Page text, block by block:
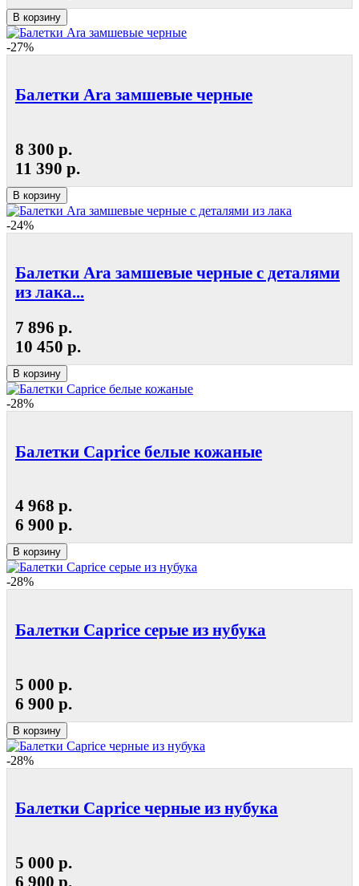
В корзину
-27%
Балетки Ara замшевые черные
8 300 р.
11 390 р.
В корзину
-24%
Балетки Ara замшевые черные с деталями
из лака...
7 896 р.
10 450 р.
В корзину
-28%
Балетки Caprice белые кожаные
4 968 р.
6 900 р.
В корзину
-28%
Балетки Caprice серые из нубука
5 000 р.
6 900 р.
В корзину
-28%
Балетки Caprice черные из нубука
5 000 р.
6 900 р.